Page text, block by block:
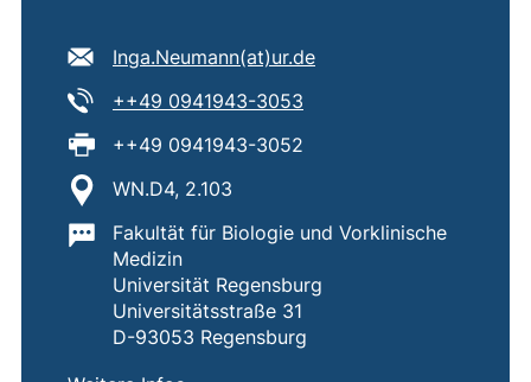
E-Mail Adresse:
Inga.Neumann​(at)​ur.de(öffnet Ihr E-Mail-
Tel:
++49 0941943-3053
Fax:
++49 0941943-3052
Standort:
WN.D4, 2.103
Wichtige Informationen:
Fakultät für Biologie und Vorklinische
Medizin
Universität Regensburg
Universitätsstraße 31
D-93053 Regensburg